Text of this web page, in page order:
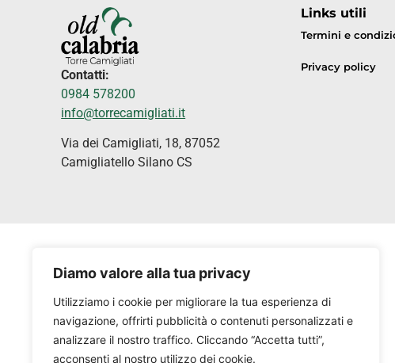
Diamo valore alla tua privacy
Utilizziamo i cookie per migliorare la tua esperienza di
navigazione, offrirti pubblicità o contenuti personalizzati e
analizzare il nostro traffico. Cliccando “Accetta tutti”,
acconsenti al nostro utilizzo dei cookie.
Contatti:
0984 578200
info@torrecamigliati.it
Via dei Camigliati, 18, 87052
Camigliatello Silano CS
Links utili
Termini e
Privacy policy